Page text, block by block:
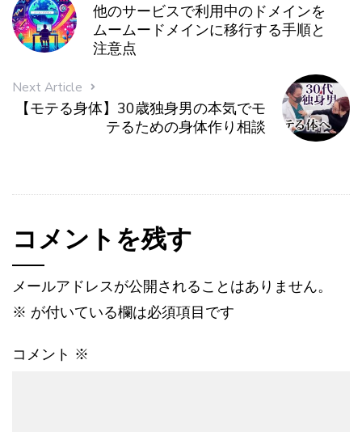
他のサービスで利用中のドメインを
ムームードメインに移行する手順と
注意点
Next Article
【モテる身体】30歳独身男の本気でモ
テるための身体作り相談
コメントを残す
メールアドレスが公開されることはありません。
※ が付いている欄は必須項目です
コメント ※